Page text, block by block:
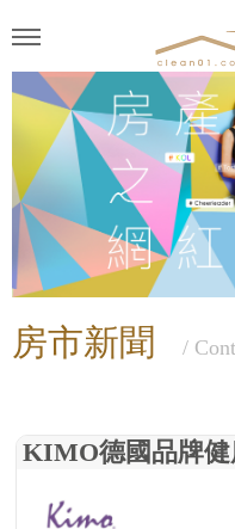
房市新聞 /
KIMO德國品牌健